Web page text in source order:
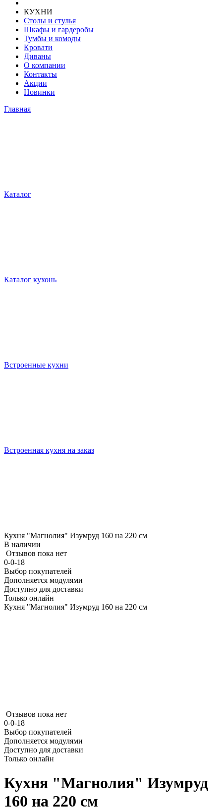
КУХНИ
Столы и стулья
Шкафы и гардеробы
Тумбы и комоды
Кровати
Диваны
О компании
Контакты
Акции
Новинки
Главная
Каталог
Каталог кухонь
Встроенные кухни
Встроенная кухня на заказ
Кухня "Магнолия" Изумруд 160 на 220 см
В наличии
Отзывов пока нет
0-0-18
Выбор покупателей
Дополняется модулями
Доступно для доставки
Только онлайн
Кухня "Магнолия" Изумруд 160 на 220 см
Отзывов пока нет
0-0-18
Выбор покупателей
Дополняется модулями
Доступно для доставки
Только онлайн
Кухня "Магнолия" Изумруд
160 на 220 см